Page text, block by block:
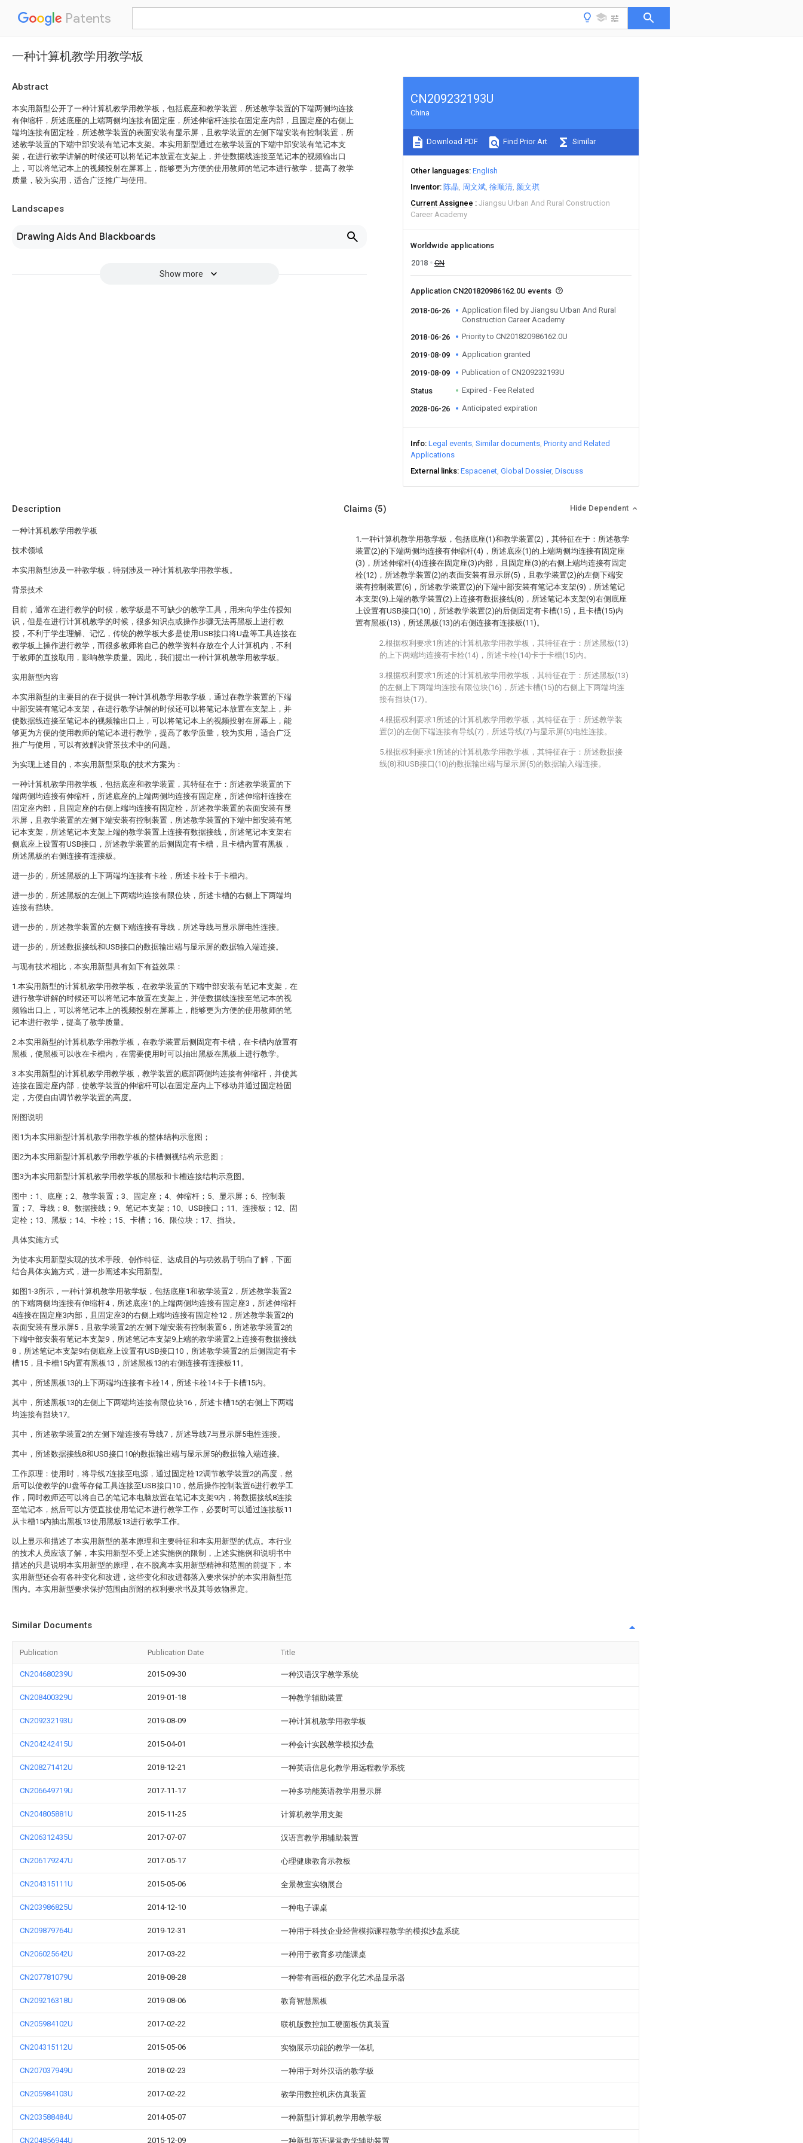
Patents
一种计算机教学用教学板
Abstract
本实用新型公开了一种计算机教学用教学板，包括底座和教学装置，所述教学装置的下端两侧均连接
有伸缩杆，所述底座的上端两侧均连接有固定座，所述伸缩杆连接在固定座内部，且固定座的右侧上
端均连接有固定栓，所述教学装置的表面安装有显示屏，且教学装置的左侧下端安装有控制装置，所
述教学装置的下端中部安装有笔记本支架。本实用新型通过在教学装置的下端中部安装有笔记本支
架，在进行教学讲解的时候还可以将笔记本放置在支架上，并使数据线连接至笔记本的视频输出口
上，可以将笔记本上的视频投射在屏幕上，能够更为方便的使用教师的笔记本进行教学，提高了教学
质量，较为实用，适合广泛推广与使用。
Landscapes
Drawing Aids And Blackboards
Show more
CN209232193U
China
Download PDF Find Prior Art Similar
Other languages English
Inventor 陈晶 周文斌 徐顺清 颜文琪
Current Assignee
Jiangsu Urban And Rural Construction
Career Academy
Worldwide applications
2018
CN
Application CN201820986162.0U events
2018-06-26
Application filed by Jiangsu Urban And Rural
Construction Career Academy
2018-06-26
Priority to CN201820986162.0U
2019-08-09 Application granted
2019-08-09 Publication of CN209232193U
Status Expired - Fee Related
2028-06-26 Anticipated expiration
Info Legal events Similar documents Priority and Related
Applications
External links Espacenet Global Dossier Discuss
Description
一种计算机教学用教学板
技术领域
本实用新型涉及一种教学板，特别涉及一种计算机教学用教学板。
背景技术
目前，通常在进行教学的时候，教学板是不可缺少的教学工具，用来向学生传授知
识，但是在进行计算机教学的时候，很多知识点或操作步骤无法再黑板上进行教
授，不利于学生理解、记忆，传统的教学板大多是使用USB接口将U盘等工具连接在
教学板上操作进行教学，而很多教师将自己的教学资料存放在个人计算机内，不利
于教师的直接取用，影响教学质量。因此，我们提出一种计算机教学用教学板。
实用新型内容
本实用新型的主要目的在于提供一种计算机教学用教学板，通过在教学装置的下端
中部安装有笔记本支架，在进行教学讲解的时候还可以将笔记本放置在支架上，并
使数据线连接至笔记本的视频输出口上，可以将笔记本上的视频投射在屏幕上，能
够更为方便的使用教师的笔记本进行教学，提高了教学质量，较为实用，适合广泛
推广与使用，可以有效解决背景技术中的问题。
为实现上述目的，本实用新型采取的技术方案为：
一种计算机教学用教学板，包括底座和教学装置，其特征在于：所述教学装置的下
端两侧均连接有伸缩杆，所述底座的上端两侧均连接有固定座，所述伸缩杆连接在
固定座内部，且固定座的右侧上端均连接有固定栓，所述教学装置的表面安装有显
示屏，且教学装置的左侧下端安装有控制装置，所述教学装置的下端中部安装有笔
记本支架，所述笔记本支架上端的教学装置上连接有数据接线，所述笔记本支架右
侧底座上设置有USB接口，所述教学装置的后侧固定有卡槽，且卡槽内置有黑板，
所述黑板的右侧连接有连接板。
进一步的，所述黑板的上下两端均连接有卡栓，所述卡栓卡于卡槽内。
进一步的，所述黑板的左侧上下两端均连接有限位块，所述卡槽的右侧上下两端均
连接有挡块。
进一步的，所述教学装置的左侧下端连接有导线，所述导线与显示屏电性连接。
进一步的，所述数据接线和USB接口的数据输出端与显示屏的数据输入端连接。
与现有技术相比，本实用新型具有如下有益效果：
1.本实用新型的计算机教学用教学板，在教学装置的下端中部安装有笔记本支架，在
进行教学讲解的时候还可以将笔记本放置在支架上，并使数据线连接至笔记本的视
频输出口上，可以将笔记本上的视频投射在屏幕上，能够更为方便的使用教师的笔
记本进行教学，提高了教学质量。
2.本实用新型的计算机教学用教学板，在教学装置后侧固定有卡槽，在卡槽内放置有
黑板，使黑板可以收在卡槽内，在需要使用时可以抽出黑板在黑板上进行教学。
3.本实用新型的计算机教学用教学板，教学装置的底部两侧均连接有伸缩杆，并使其
连接在固定座内部，使教学装置的伸缩杆可以在固定座内上下移动并通过固定栓固
定，方便自由调节教学装置的高度。
附图说明
图1为本实用新型计算机教学用教学板的整体结构示意图；
图2为本实用新型计算机教学用教学板的卡槽侧视结构示意图；
图3为本实用新型计算机教学用教学板的黑板和卡槽连接结构示意图。
图中：1、底座；2、教学装置；3、固定座；4、伸缩杆；5、显示屏；6、控制装
置；7、导线；8、数据接线；9、笔记本支架；10、USB接口；11、连接板；12、固
定栓；13、黑板；14、卡栓；15、卡槽；16、限位块；17、挡块。
具体实施方式
为使本实用新型实现的技术手段、创作特征、达成目的与功效易于明白了解，下面
结合具体实施方式，进一步阐述本实用新型。
如图1-3所示，一种计算机教学用教学板，包括底座1和教学装置2，所述教学装置2
的下端两侧均连接有伸缩杆4，所述底座1的上端两侧均连接有固定座3，所述伸缩杆
4连接在固定座3内部，且固定座3的右侧上端均连接有固定栓12，所述教学装置2的
表面安装有显示屏5，且教学装置2的左侧下端安装有控制装置6，所述教学装置2的
下端中部安装有笔记本支架9，所述笔记本支架9上端的教学装置2上连接有数据接线
8，所述笔记本支架9右侧底座上设置有USB接口10，所述教学装置2的后侧固定有卡
槽15，且卡槽15内置有黑板13，所述黑板13的右侧连接有连接板11。
其中，所述黑板13的上下两端均连接有卡栓14，所述卡栓14卡于卡槽15内。
其中，所述黑板13的左侧上下两端均连接有限位块16，所述卡槽15的右侧上下两端
均连接有挡块17。
其中，所述教学装置2的左侧下端连接有导线7，所述导线7与显示屏5电性连接。
其中，所述数据接线8和USB接口10的数据输出端与显示屏5的数据输入端连接。
工作原理：使用时，将导线7连接至电源，通过固定栓12调节教学装置2的高度，然
后可以使教学的U盘等存储工具连接至USB接口10，然后操作控制装置6进行教学工
作，同时教师还可以将自己的笔记本电脑放置在笔记本支架9内，将数据接线8连接
至笔记本，然后可以方便直接使用笔记本进行教学工作，必要时可以通过连接板11
从卡槽15内抽出黑板13使用黑板13进行教学工作。
以上显示和描述了本实用新型的基本原理和主要特征和本实用新型的优点。本行业
的技术人员应该了解，本实用新型不受上述实施例的限制，上述实施例和说明书中
描述的只是说明本实用新型的原理，在不脱离本实用新型精神和范围的前提下，本
实用新型还会有各种变化和改进，这些变化和改进都落入要求保护的本实用新型范
围内。本实用新型要求保护范围由所附的权利要求书及其等效物界定。
Claims (5) Hide Dependent
1.一种计算机教学用教学板，包括底座(1)和教学装置(2)，其特征在于：所述教学
装置(2)的下端两侧均连接有伸缩杆(4)，所述底座(1)的上端两侧均连接有固定座
(3)，所述伸缩杆(4)连接在固定座(3)内部，且固定座(3)的右侧上端均连接有固定
栓(12)，所述教学装置(2)的表面安装有显示屏(5)，且教学装置(2)的左侧下端安
装有控制装置(6)，所述教学装置(2)的下端中部安装有笔记本支架(9)，所述笔记
本支架(9)上端的教学装置(2)上连接有数据接线(8)，所述笔记本支架(9)右侧底座
上设置有USB接口(10)，所述教学装置(2)的后侧固定有卡槽(15)，且卡槽(15)内
置有黑板(13)，所述黑板(13)的右侧连接有连接板(11)。
2.根据权利要求1所述的计算机教学用教学板，其特征在于：所述黑板(13)
的上下两端均连接有卡栓(14)，所述卡栓(14)卡于卡槽(15)内。
3.根据权利要求1所述的计算机教学用教学板，其特征在于：所述黑板(13)
的左侧上下两端均连接有限位块(16)，所述卡槽(15)的右侧上下两端均连
接有挡块(17)。
4.根据权利要求1所述的计算机教学用教学板，其特征在于：所述教学装
置(2)的左侧下端连接有导线(7)，所述导线(7)与显示屏(5)电性连接。
5.根据权利要求1所述的计算机教学用教学板，其特征在于：所述数据接
线(8)和USB接口(10)的数据输出端与显示屏(5)的数据输入端连接。
Similar Documents
Publication Publication Date Title
CN204680239U 2015-09-30 一种汉语汉字教学系统
CN208400329U 2019-01-18 一种教学辅助装置
CN209232193U 2019-08-09 一种计算机教学用教学板
CN204242415U 2015-04-01 一种会计实践教学模拟沙盘
CN208271412U 2018-12-21 一种英语信息化教学用远程教学系统
CN206649719U 2017-11-17 一种多功能英语教学用显示屏
CN204805881U 2015-11-25 计算机教学用支架
CN206312435U 2017-07-07 汉语言教学用辅助装置
CN206179247U 2017-05-17 心理健康教育示教板
CN204315111U 2015-05-06 全景教室实物展台
CN203986825U 2014-12-10 一种电子课桌
CN209879764U 2019-12-31 一种用于科技企业经营模拟课程教学的模拟沙盘系统
CN206025642U 2017-03-22 一种用于教育多功能课桌
CN207781079U 2018-08-28 一种带有画框的数字化艺术品显示器
CN209216318U 2019-08-06 教育智慧黑板
CN205984102U 2017-02-22 联机版数控加工硬面板仿真装置
CN204315112U 2015-05-06 实物展示功能的教学一体机
CN207037949U 2018-02-23 一种用于对外汉语的教学板
CN205984103U 2017-02-22 教学用数控机床仿真装置
CN203588484U 2014-05-07 一种新型计算机教学用教学板
CN204856944U 2015-12-09 一种新型英语课堂教学辅助装置